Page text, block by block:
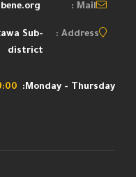
Mail :
Address :
Sub-
district
Monday - Thursday:
am - 12:00 pm